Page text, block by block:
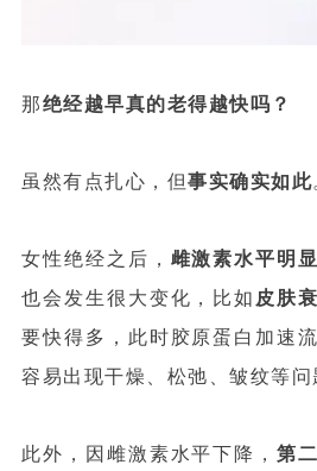
那绝经越早真的老得越快吗？
虽然有点扎心，但事实确实如此
女性绝经之后， 雌激素水平明
也会发生很大变化，比如 皮肤
要快得多，此时胶原蛋白加速
容易出现干燥、松弛、皱纹等问
此外，因雌激素水平下降，第